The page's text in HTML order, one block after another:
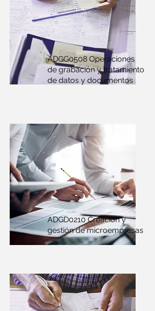
ADGG0508 Operaciones
de grabación y tratamiento
de datos y documentos
ADGD0210 Creación y
gestión de microempresas